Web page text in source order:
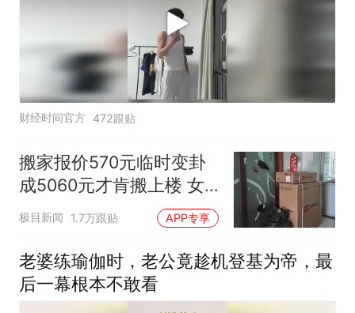
财经时间官方 472跟贴
搬家报价570元临时变卦
成5060元才肯搬上楼 女
子傻眼
极目新闻 1.7万跟贴 APP专享
老婆练瑜伽时，老公竟趁机登基为帝，最
后一幕根本不敢看